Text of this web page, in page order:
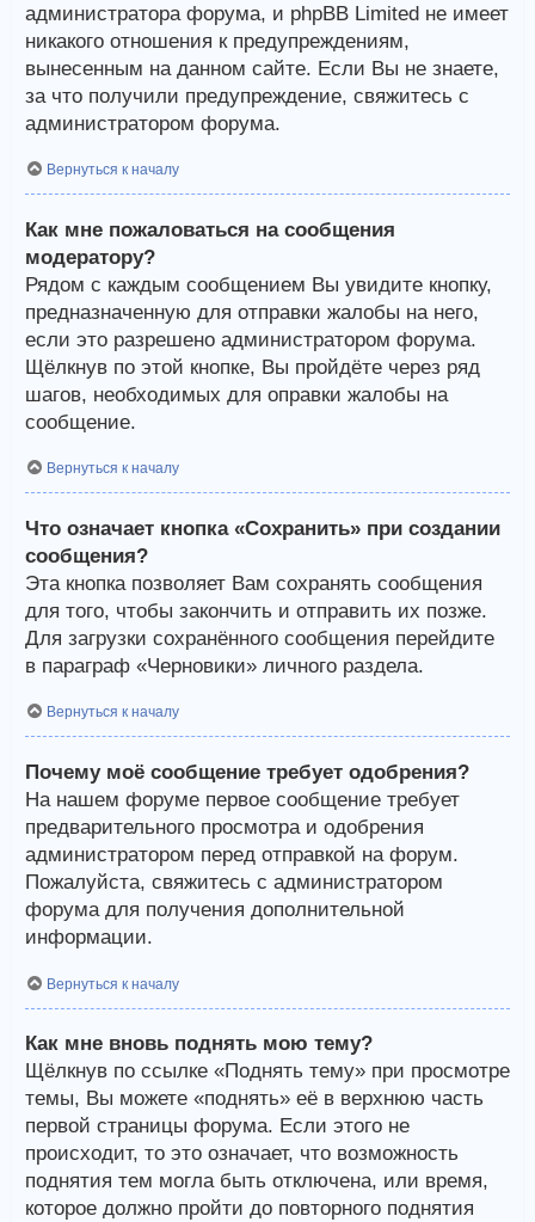
администратора форума, и phpBB Limited не имеет
никакого отношения к предупреждениям,
вынесенным на данном сайте. Если Вы не знаете,
за что получили предупреждение, свяжитесь с
администратором форума.
Вернуться к началу
Как мне пожаловаться на сообщения
модератору?
Рядом с каждым сообщением Вы увидите кнопку,
предназначенную для отправки жалобы на него,
если это разрешено администратором форума.
Щёлкнув по этой кнопке, Вы пройдёте через ряд
шагов, необходимых для оправки жалобы на
сообщение.
Вернуться к началу
Что означает кнопка «Сохранить» при создании
сообщения?
Эта кнопка позволяет Вам сохранять сообщения
для того, чтобы закончить и отправить их позже.
Для загрузки сохранённого сообщения перейдите
в параграф «Черновики» личного раздела.
Вернуться к началу
Почему моё сообщение требует одобрения?
На нашем форуме первое сообщение требует
предварительного просмотра и одобрения
администратором перед отправкой на форум.
Пожалуйста, свяжитесь с администратором
форума для получения дополнительной
информации.
Вернуться к началу
Как мне вновь поднять мою тему?
Щёлкнув по ссылке «Поднять тему» при просмотре
темы, Вы можете «поднять» её в верхнюю часть
первой страницы форума. Если этого не
происходит, то это означает, что возможность
поднятия тем могла быть отключена, или время,
которое должно пройти до повторного поднятия